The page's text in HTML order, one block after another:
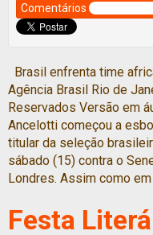
Comentários
Brasil enfrenta time
Agência Brasil Rio de
Reservados Versão em
Ancelotti começou a
titular da seleção
sábado (15) contra o
Londres. Assim como
Festa